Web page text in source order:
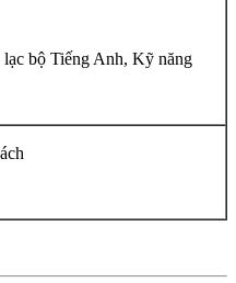
bộ Tiếng Anh, Kỹ năng